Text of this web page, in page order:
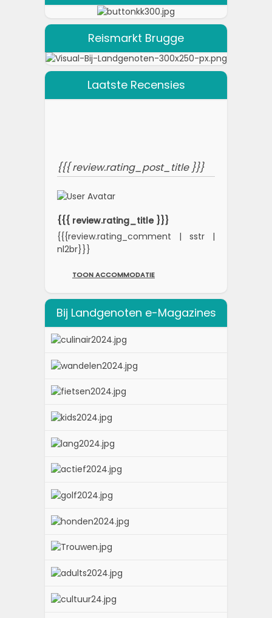
Reismarkt Brugge
Laatste Recensies
{{{ review.rating_post_title }}}
{{{ review.rating_title }}}
{{{review.rating_comment | sstr |
nl2br}}}
TOON ACCOMMODATIE
Bij Landgenoten e-Magazines